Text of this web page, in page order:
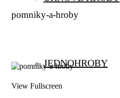
JEDNOHROBY
pomniky-a-hroby
View Fullscreen